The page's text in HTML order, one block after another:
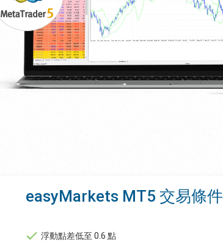
easyMarkets MT5 交易條件
浮動點差低至 0.6 點